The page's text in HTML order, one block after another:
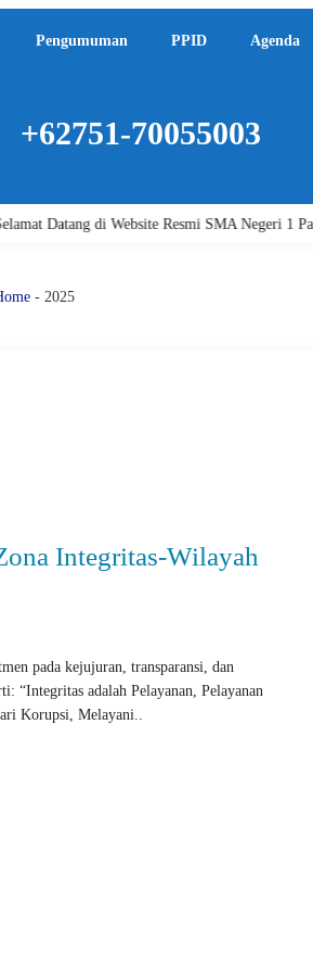
Pengumuman PPID Agenda
+62751-70055003
di Website Resmi SMA Negeri 1 Padang.
- 2025
Integritas-Wilayah
pada kejujuran, transparansi, dan
“Integritas adalah Pelayanan, Pelayanan
Korupsi, Melayani..